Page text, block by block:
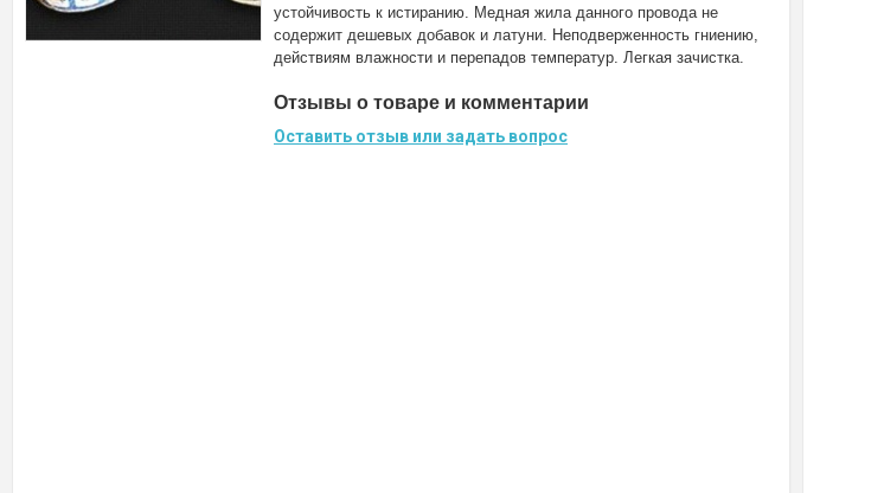
устойчивость к истиранию. Медная жила данного провода не
содержит дешевых добавок и латуни. Неподверженность гниению,
действиям влажности и перепадов температур. Легкая зачистка.
Отзывы о товаре и комментарии
Оставить отзыв или задать вопрос